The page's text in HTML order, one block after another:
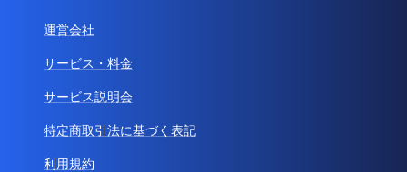
運営会社
サービス・料金
サービス説明会
特定商取引法に基づく表記
利用規約